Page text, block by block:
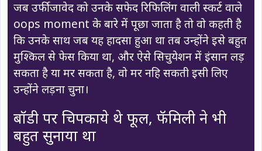
जब उर्फी जावेद को उनके सफेद रिफिलिंग वाली स्कर्ट वाले
oops moment के बारे में पूछा जाता है तो वो कहती है
कि उनके साथ जब यह हादसा हुआ था तब उन्होंने इसे बहुत
मुश्किल से फेस किया था, और ऐसे सिचुयेशन में इंसान लड़
सकता है या मर सकता है, वो मर नहि सकती इसी लिए
उन्होंने लड़ना चुना।
बॉडी पर चिपकाये थे फूल, फॅमिली ने भी
बहुत सुनाया था